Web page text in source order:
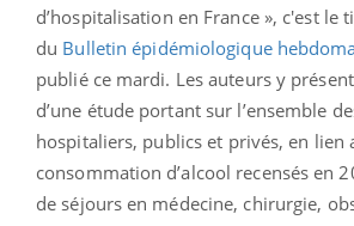
d’hospitalisation en France », c'est le
du Bulletin épidémiologique
publié ce mardi. Les auteurs y
d’une étude portant sur l’ensemble
hospitaliers, publics et privés, en lien
consommation d’alcool recensés en
de séjours en médecine, chirurgie,